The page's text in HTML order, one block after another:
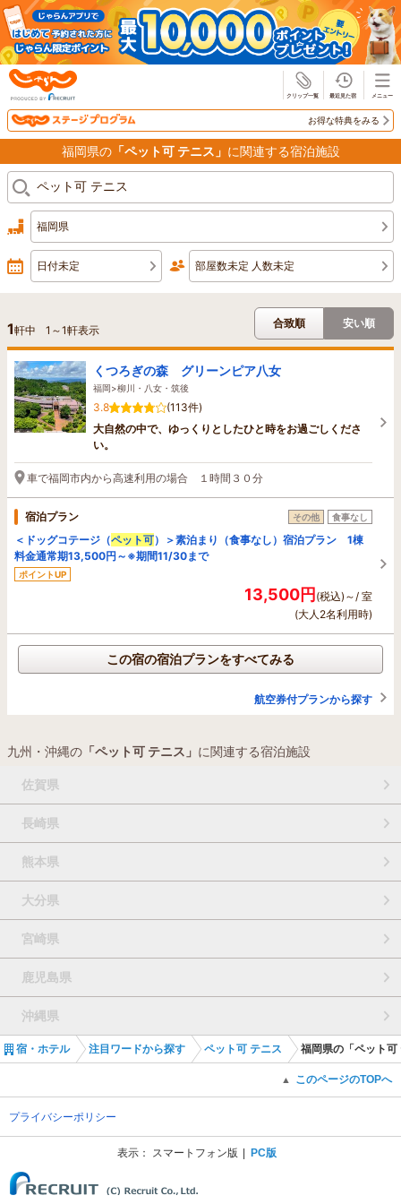
お得な特典をみる
福岡県の「ペット可 テニス」 に関連する宿泊施設
福岡県
日付未定 部屋数未定 人数未定
1軒中 1 ～1軒表示
合致順 安い順
くつろぎの森 グリーンピア八女
福岡>柳川・八女・筑後
3.8
(113件)
大自然の中で、ゆっくりとしたひと時をお過ごしくださ
い。
車で福岡市内から高速利用の場合 １時間３０分
宿泊プラン その他 食事なし
＜ドッグコテージ（ペット可）＞素泊まり（食事なし）宿泊プラン 1棟
料金通常期13,500円～※期間11/30まで
ポイントUP
13,500円(税込)～/ 室
(大人2名利用時)
この宿の宿泊プランをすべてみる
航空券付プランから探す
九州・沖縄の 「ペット可 テニス」 に関連する宿泊施設
佐賀県
長崎県
熊本県
大分県
宮崎県
鹿児島県
沖縄県
宿・ホテル 注目ワードから探す ペット可 テニス 福岡県の「ペット可
▲ このページのTOPへ
プライバシーポリシー
表示： スマートフォン版 PC版